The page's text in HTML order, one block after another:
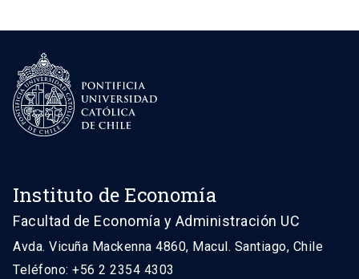
Instituto de Economía
Facultad de Economía y Administración UC
Avda. Vicuña Mackenna 4860, Macul. Santiago, Chile
Teléfono: +56 2 2354 4303